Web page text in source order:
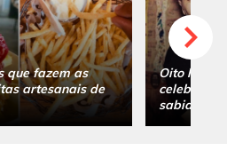
que fazem as
artesanais de
Oito
sabia